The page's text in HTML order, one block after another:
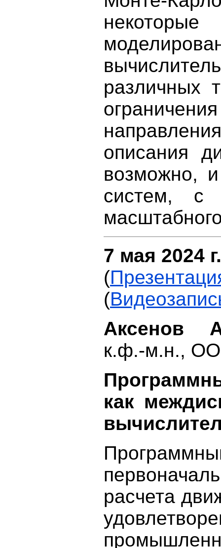
различных
описания
возможно,
систем, с
7 мая 2024
(
(
Аксенов
к.ф.-м.н.,
как
расчета